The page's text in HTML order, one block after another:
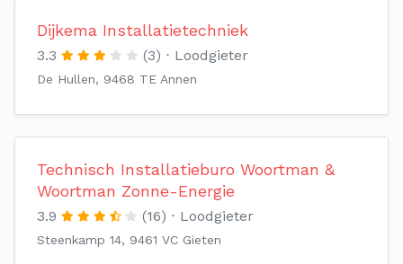
Dijkema Installatietechniek
3.3 (3) Loodgieter
De Hullen, 9468 TE Annen
Technisch Installatieburo Woortman &
Woortman Zonne-Energie
3.9 (16) Loodgieter
Steenkamp 14, 9461 VC Gieten